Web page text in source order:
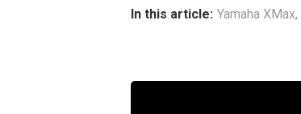
In this article: Yamaha XMax,